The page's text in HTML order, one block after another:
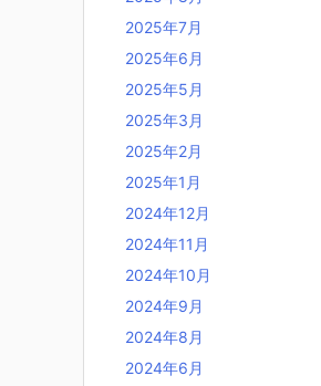
2025年7月
2025年6月
2025年5月
2025年3月
2025年2月
2025年1月
2024年12月
2024年11月
2024年10月
2024年9月
2024年8月
2024年6月